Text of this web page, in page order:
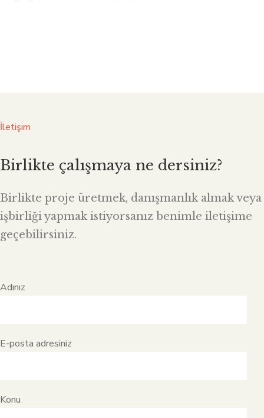
İletişim
Birlikte çalışmaya ne dersiniz?
Birlikte proje üretmek, danışmanlık almak veya
işbirliği yapmak istiyorsanız benimle iletişime
geçebilirsiniz.
Adınız
E-posta adresiniz
Konu